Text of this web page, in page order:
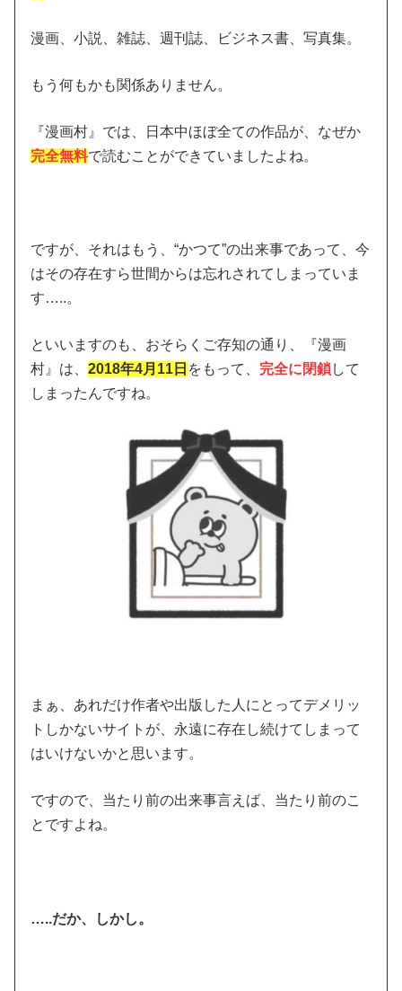
漫画、小説、雑誌、週刊誌、ビジネス書、写真集。
もう何もかも関係ありません。
『漫画村』では、日本中ほぼ全ての作品が、なぜか
完全無料で読むことができていましたよね。
ですが、それはもう、“かつて”の出来事であって、今
はその存在すら世間からは忘れされてしまっていま
す…..。
といいますのも、おそらくご存知の通り、『漫画
村』は、2018年4月11日 をもって、 完全に閉鎖して
しまったんですね。
まぁ、あれだけ作者や出版した人にとってデメリッ
トしかないサイトが、永遠に存在し続けてしまって
はいけないかと思います。
ですので、当たり前の出来事言えば、当たり前のこ
とですよね。
…..だか、しかし。